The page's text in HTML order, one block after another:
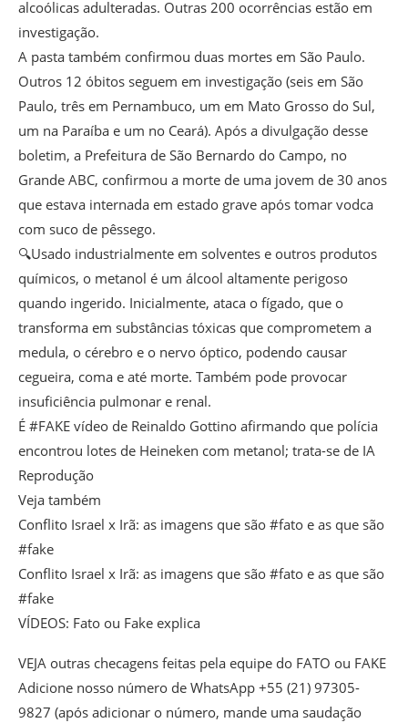
alcoólicas adulteradas. Outras 200 ocorrências estão em
investigação.
A pasta também confirmou duas mortes em São Paulo.
Outros 12 óbitos seguem em investigação (seis em São
Paulo, três em Pernambuco, um em Mato Grosso do Sul,
um na Paraíba e um no Ceará). Após a divulgação desse
boletim, a Prefeitura de São Bernardo do Campo, no
Grande ABC, confirmou a morte de uma jovem de 30 anos
que estava internada em estado grave após tomar vodca
com suco de pêssego.
🔍Usado industrialmente em solventes e outros produtos
químicos, o metanol é um álcool altamente perigoso
quando ingerido. Inicialmente, ataca o fígado, que o
transforma em substâncias tóxicas que comprometem a
medula, o cérebro e o nervo óptico, podendo causar
cegueira, coma e até morte. Também pode provocar
insuficiência pulmonar e renal.
É #FAKE vídeo de Reinaldo Gottino afirmando que polícia
encontrou lotes de Heineken com metanol; trata-se de IA
Reprodução
Veja também
Conflito Israel x Irã: as imagens que são #fato e as que são
#fake
Conflito Israel x Irã: as imagens que são #fato e as que são
#fake
VÍDEOS: Fato ou Fake explica
VEJA outras checagens feitas pela equipe do FATO ou FAKE
Adicione nosso número de WhatsApp +55 (21) 97305-
9827 (após adicionar o número, mande uma saudação